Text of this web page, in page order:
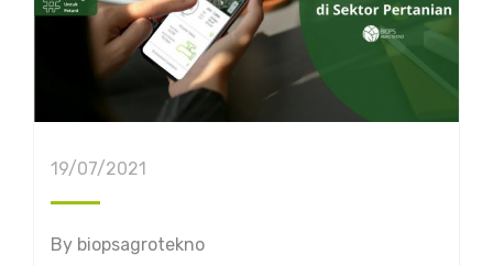
19/07/2021
By biopsagrotekno